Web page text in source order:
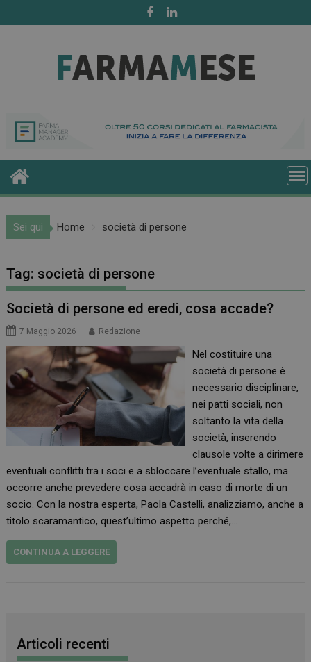
to
Sei qui Home società di persone
Tag: società di persone
Società di persone ed eredi, cosa accade?
7 Maggio 2026 Redazione
Nel costituire una
società di persone è
necessario disciplinare,
nei patti sociali, non
soltanto la vita della
società, inserendo
clausole volte a dirimere
eventuali conflitti tra i soci e a sbloccare l’eventuale stallo, ma
occorre anche prevedere cosa accadrà in caso di morte di un
socio. Con la nostra esperta, Paola Castelli, analizziamo, anche a
titolo scaramantico, quest’ultimo aspetto perché,…
CONTINUA A LEGGERE
Articoli recenti